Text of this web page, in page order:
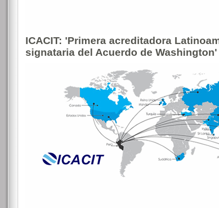
ICACIT: 'Primera acreditadora
signataria del Acuerdo de Washington'